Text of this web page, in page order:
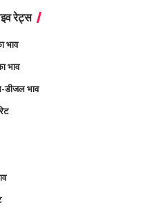
रेट्स
भाव
भाव
डीजल भाव